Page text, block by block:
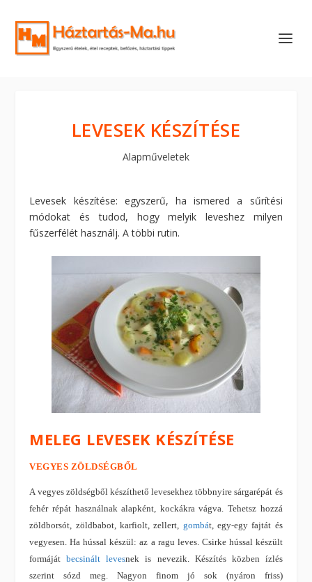
LEVESEK KÉSZÍTÉSE
Alapműveletek
Levesek készítése: egyszerű, ha ismered a sűrítési
módokat és tudod, hogy melyik leveshez milyen
fűszerfélét használj. A többi rutin.
MELEG LEVESEK KÉSZÍTÉSE
VEGYES ZÖLDSÉGBŐL
A vegyes zöldségből készíthető levesekhez többnyire sárgarépát és
fehér répát használnak alapként, kockákra vágva. Tehetsz hozzá
zöldborsót, zöldbabot, karfiolt, zellert, gombát, egy-egy fajtát és
vegyesen. Ha hússal készül: az a ragu leves. Csirke hússal készült
formájátbecsinált levesnek is nevezik. Készítés közben ízlés
szerint sózd meg. Nagyon finom jó sok (nyáron friss)